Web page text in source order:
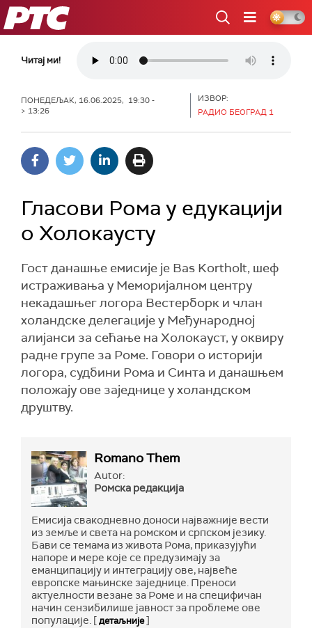
РТС
Читај ми!
ПОНЕДЕЉАК, 16.06.2025, 19:30 -
> 13:26
ИЗВОР:
РАДИО БЕОГРАД 1
Гласови Рома у едукацији
о Холокаусту
Гост данашње емисије је Bas Kortholt, шеф
истраживања у Меморијалном центру
некадашњег логора Вестерборк и члан
холандске делегације у Међународној
алијанси за сећање на Холокауст, у оквиру
радне групе за Роме. Говори о историји
логора, судбини Рома и Синта и данашњем
положају ове заједнице у холандском
друштву.
Romano Them
Autor:
Ромска редакција
Емисија свакодневно доноси најважније вести
из земље и света на ромском и српском језику.
Бави се темама из живота Рома, приказујући
напоре и мере које се предузимају за
еманципацију и интеграцију ове, највеће
европске мањинске заједнице. Преноси
актуелности везане за Роме и на специфичан
начин сензибилише јавност за проблеме ове
популације. [детаљније]